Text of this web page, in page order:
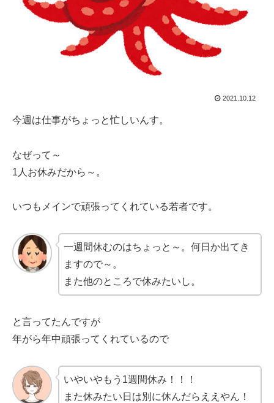
2021.10.12
今週は仕事がちょっと忙しいんす。
なぜって～
1人お休みだから～。
いつもメインで頑張ってくれている若者です。
一週間休むのはちょっと～。何日か出てき
ますので～。
また他のところで休みたいし。
と言ってたんですが
年がら年中頑張ってくれているので
いやいやもう1週間休み！！！
また休みたい日は別に休んだらええやん！